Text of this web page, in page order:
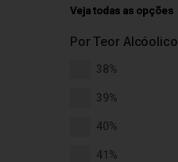
Veja todas as opções
Por Teor Alcóolico
38%
39%
40%
41%